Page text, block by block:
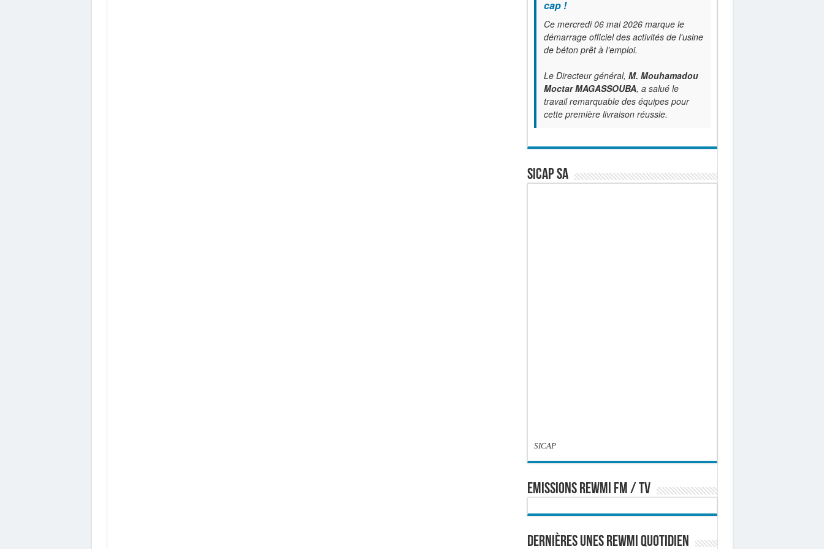
cap !
Ce mercredi 06 mai 2026 marque le
démarrage officiel des activités de l'usine
de béton prêt à l’emploi.
Le Directeur général, M. Mouhamadou
Moctar MAGASSOUBA, a salué le
travail remarquable des équipes pour
cette première livraison réussie.
SICAP SA
SICAP
EMISSIONS REWMI FM / TV
Dernières Unes Rewmi Quotidien